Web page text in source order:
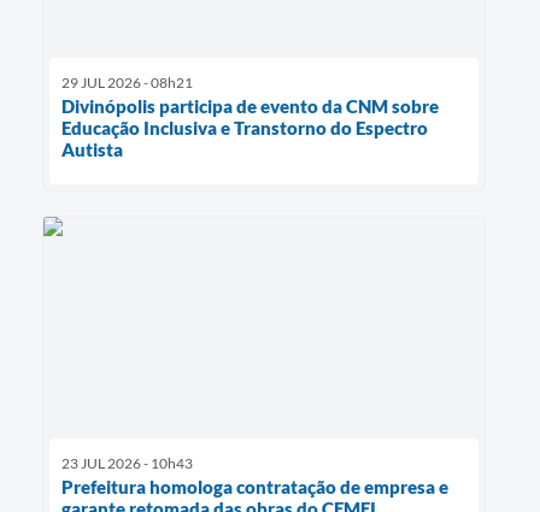
29 JUL 2026 - 08h21
Divinópolis participa de evento da CNM sobre
Educação Inclusiva e Transtorno do Espectro
Autista
23 JUL 2026 - 10h43
Prefeitura homologa contratação de empresa e